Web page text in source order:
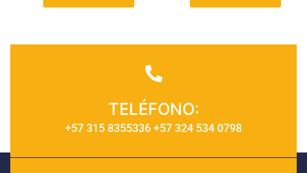
TELÉFONO:
+57 315 8355336 +57 324 534 0798